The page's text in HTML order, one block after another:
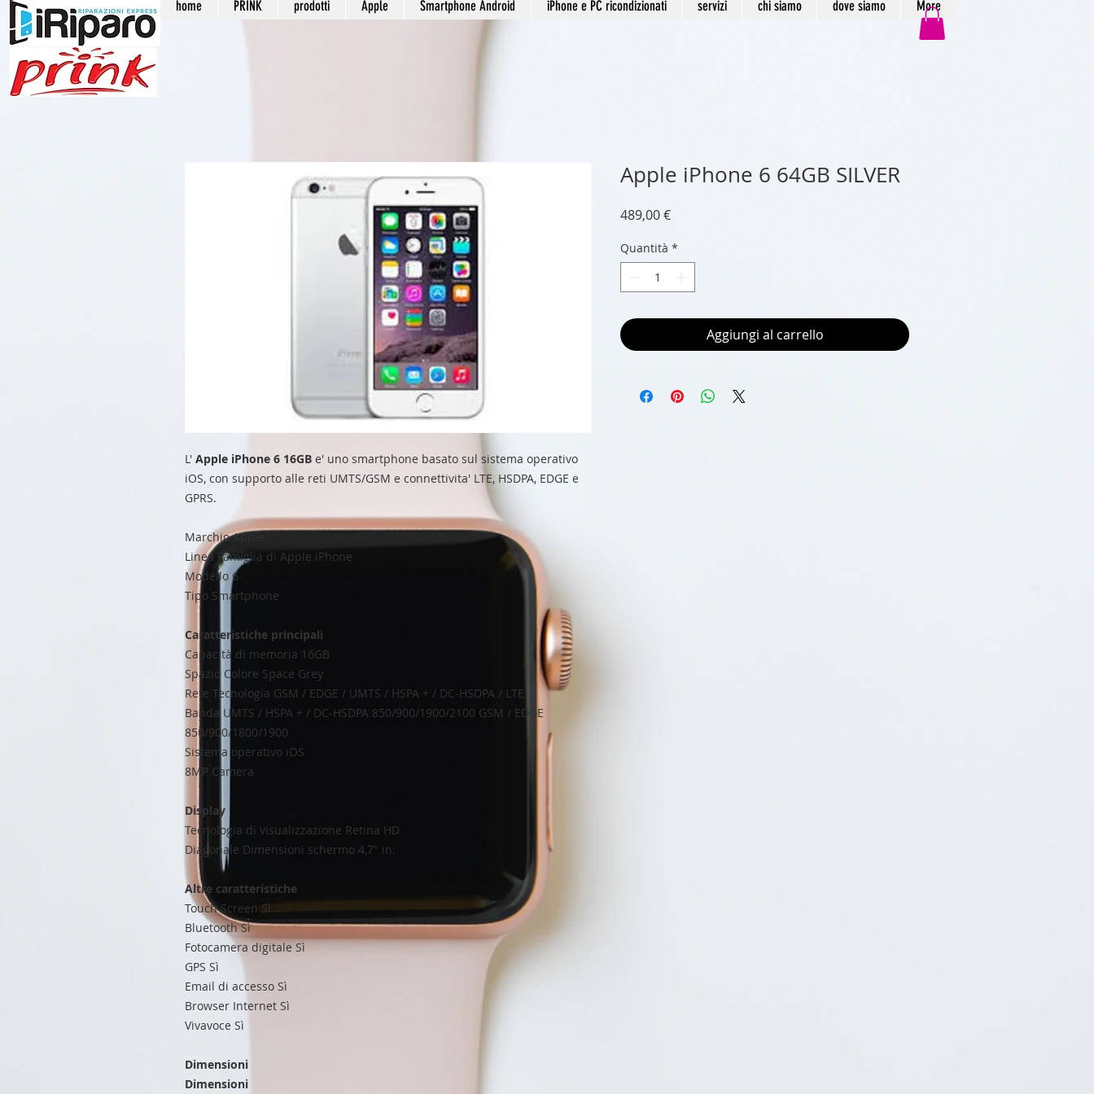
home PRINK prodotti Apple Smartphone Android iPhone e PC ricondizionati servizi chi siamo dove siamo More
L' Apple iPhone 6 16GB e' uno smartphone basato sul sistema operativo
iOS, con supporto alle reti UMTS/GSM e connettivita' LTE, HSDPA, EDGE e
GPRS.
Marchio Apple
Linea Famiglia di Apple iPhone
Modello 6
Tipo Smartphone
Caratteristiche principali
Capacità di memoria 16GB
Spazio Colore Space Grey
Rete Tecnologia GSM / EDGE / UMTS / HSPA + / DC-HSDPA / LTE
Banda UMTS / HSPA + / DC-HSDPA 850/900/1900/2100 GSM / EDGE
850/900/1800/1900
Sistema operativo iOS
8MP Camera
Display
Tecnologia di visualizzazione Retina HD
Diagonale Dimensioni schermo 4,7" in.
Altre caratteristiche
Touch Screen Sì
Bluetooth Sì
Fotocamera digitale Sì
GPS Sì
Email di accesso Sì
Browser Internet Sì
Vivavoce Sì
Dimensioni
Dimensioni
Apple iPhone 6 64GB SILVER
489,00 €Prezzo
Quantità *
Aggiungi al carrello